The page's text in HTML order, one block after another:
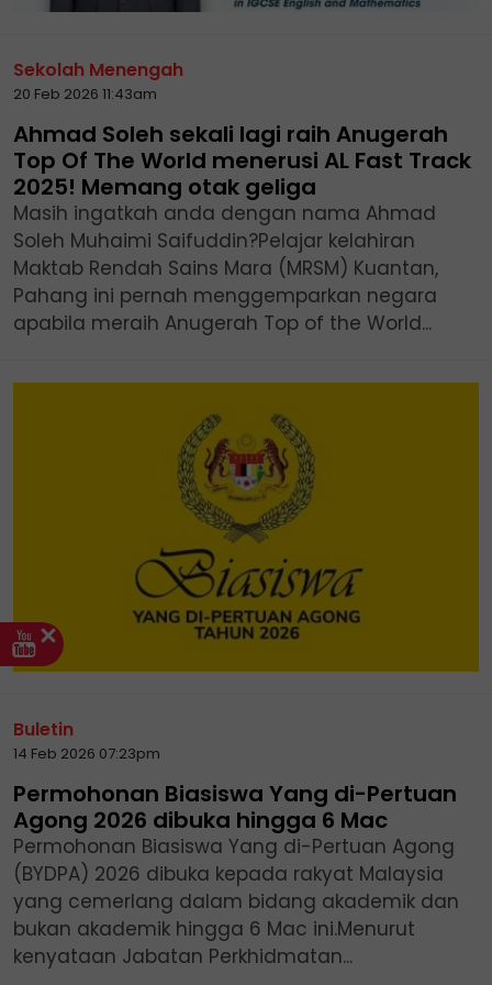
Sekolah Menengah
20 Feb 2026 11:43am
Ahmad Soleh sekali lagi raih Anugerah
Top Of The World menerusi AL Fast Track
2025! Memang otak geliga
Masih ingatkah anda dengan nama Ahmad
Soleh Muhaimi Saifuddin?Pelajar kelahiran
Maktab Rendah Sains Mara (MRSM) Kuantan,
Pahang ini pernah menggemparkan negara
apabila meraih Anugerah Top of the World...
Buletin
14 Feb 2026 07:23pm
Permohonan Biasiswa Yang di-Pertuan
Agong 2026 dibuka hingga 6 Mac
Permohonan Biasiswa Yang di-Pertuan Agong
(BYDPA) 2026 dibuka kepada rakyat Malaysia
yang cemerlang dalam bidang akademik dan
bukan akademik hingga 6 Mac ini.Menurut
kenyataan Jabatan Perkhidmatan...